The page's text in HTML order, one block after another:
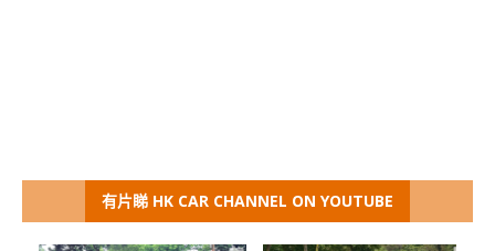
有片睇 HK CAR CHANNEL ON YOUTUBE